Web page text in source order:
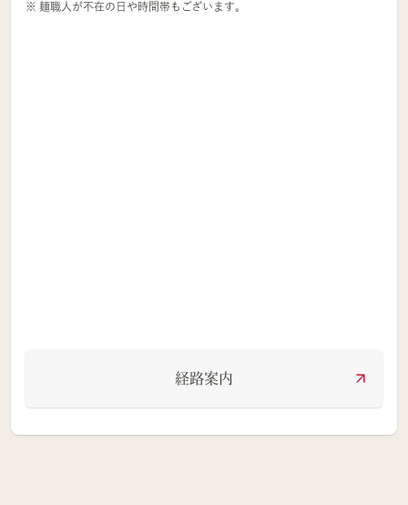
※ 麺職人が不在の日や時間帯もございます。
経路案内